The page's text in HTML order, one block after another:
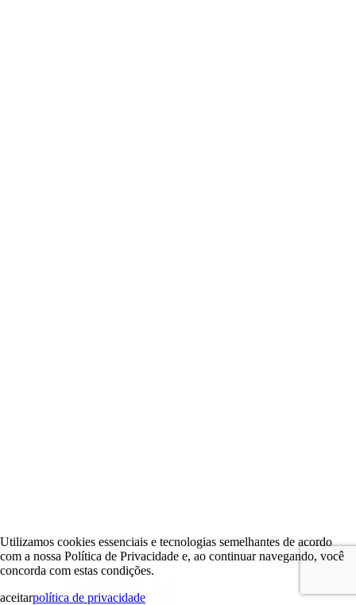
Utilizamos cookies essenciais e tecnologias semelhantes de acordo
com a nossa Política de Privacidade e, ao continuar navegando, você
concorda com estas condições.
aceitarpolítica de privacidade